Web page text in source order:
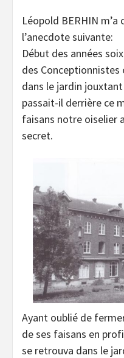
Léopold BERHIN
l’anecdote suivante:
Début des années
des
dans le jardin
passait-il derrière ce
faisans notre oiselier
secret.
Ayant oublié de
de ses faisans en
se retrouva dans le